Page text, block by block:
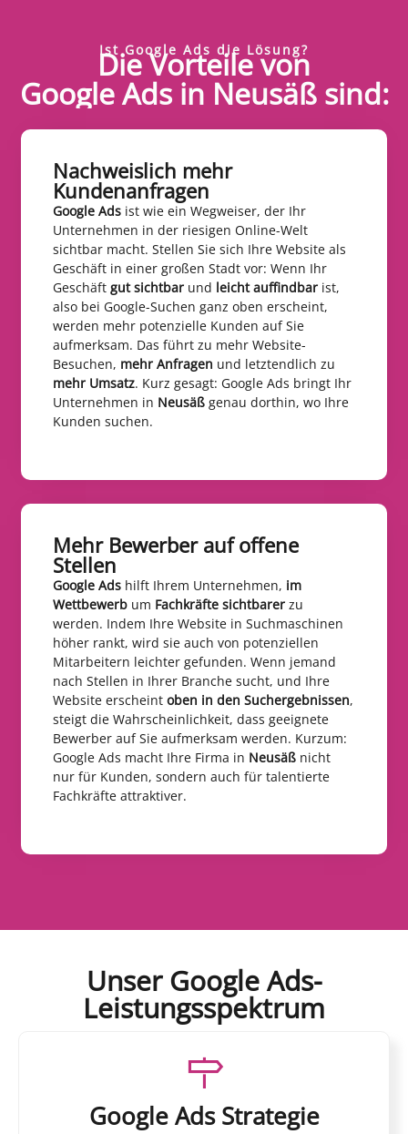
Ist Google Ads die Lösung?
Die Vorteile von
Google Ads in Neusäß sind:
Nachweislich mehr
Kundenanfragen​
Google Ads ist wie ein Wegweiser, der Ihr
Unternehmen in der riesigen Online-Welt
sichtbar macht. Stellen Sie sich Ihre Website als
Geschäft in einer großen Stadt vor: Wenn Ihr
Geschäft gut sichtbar und leicht auffindbar ist,
also bei Google-Suchen ganz oben erscheint,
werden mehr potenzielle Kunden auf Sie
aufmerksam. Das führt zu mehr Website-
Besuchen, mehr Anfragen und letztendlich zu
mehr Umsatz. Kurz gesagt: Google Ads bringt Ihr
Unternehmen in Neusäß genau dorthin, wo Ihre
Kunden suchen.
Mehr Bewerber auf offene
Stellen​
Google Ads hilft Ihrem Unternehmen, im
Wettbewerb um Fachkräfte sichtbarer zu
werden. Indem Ihre Website in Suchmaschinen
höher rankt, wird sie auch von potenziellen
Mitarbeitern leichter gefunden. Wenn jemand
nach Stellen in Ihrer Branche sucht, und Ihre
Website erscheint oben in den Suchergebnissen,
steigt die Wahrscheinlichkeit, dass geeignete
Bewerber auf Sie aufmerksam werden. Kurzum:
Google Ads macht Ihre Firma in Neusäß nicht
nur für Kunden, sondern auch für talentierte
Fachkräfte attraktiver.
Unser Google Ads-
Leistungsspektrum
Google Ads Strategie